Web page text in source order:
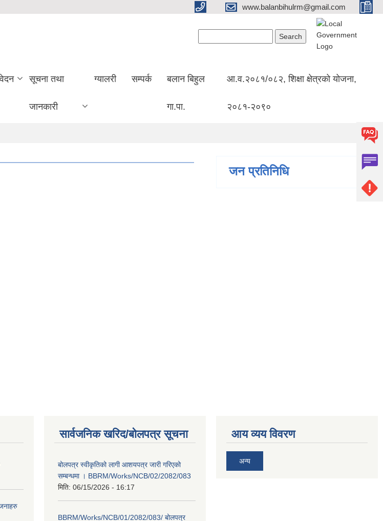
www.balanbihulrm@gmail.com
सूचना तथा
जानकारी
ग्यालरी सम्पर्क बलान बिहुल
गा.पा.
आ.व.२०८१/०८२, शिक्षा क्षेत्रको योजना,
२०८१-२०९०
जन प्रतिनिधि
सार्वजनिक खरिद/बोलपत्र सूचना
बोलपत्र स्वीकृतिको लागी आशयपत्र जारी गरिएको
सम्बन्धमा । BBRM/Works/NCB/02/2082/083
मिति: 06/15/2026 - 16:17
BBRM/Works/NCB/01/2082/083/ बोलपत्र
आय व्यय विवरण
अन्य